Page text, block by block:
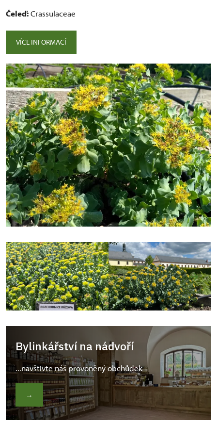
Čeleď:Crassulaceae
VÍCE INFORMACÍ
Bylinkářství na nádvoří
...navštivte náš provoněný obchůdek
→